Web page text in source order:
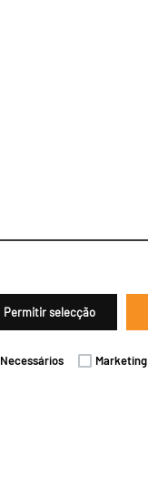
Permitir selecção
Necessários Marketing